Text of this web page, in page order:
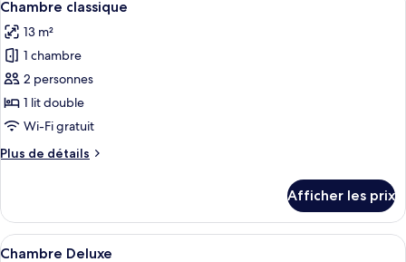
toutes
les
photos
pour
ce
type
chambre :
Chambre classique
13 m²
1 chambre
2 personnes
1 lit double
Wi-Fi gratuit
Plus de détails
Plus
Chambre
classique
Afficher les prix
Afficher
Une chambre d’hôtel avec un lit, un
4
Chambre Deluxe